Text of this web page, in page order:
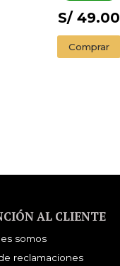
S/ 49.00
Comprar
AL CLIENTE
somos
reclamaciones